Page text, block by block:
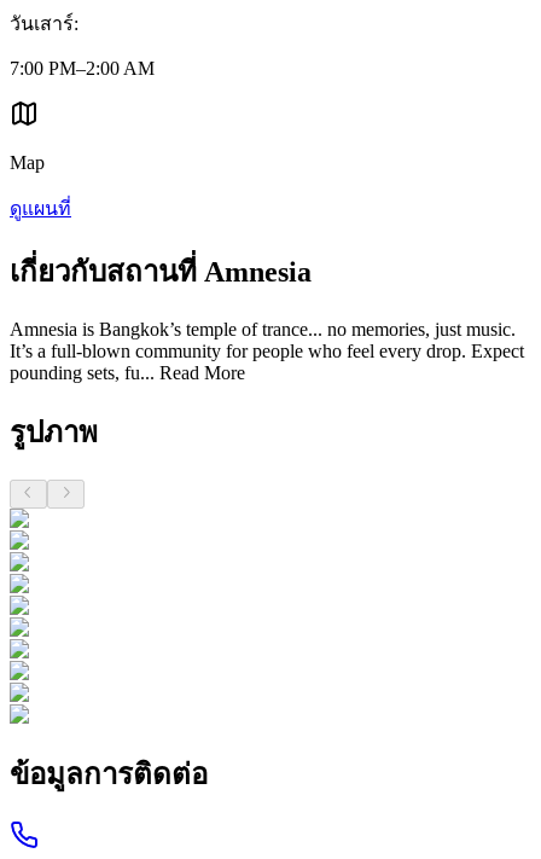
วันเสาร์:
7:00 PM–2:00 AM
Map
ดูแผนที่
เกี่ยวกับสถานที่ Amnesia
Amnesia is Bangkok’s temple of trance... no memories, just music.
It’s a full-blown community for people who feel every drop. Expect
pounding sets, fu... Read More
รูปภาพ
ข้อมูลการติดต่อ